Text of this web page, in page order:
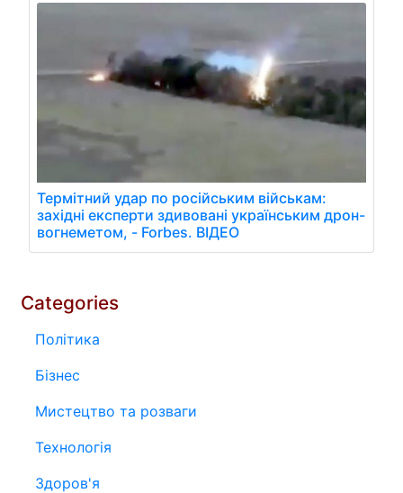
Термітний удар по російським військам:
західні експерти здивовані українським дрон-
вогнеметом, - Forbes. ВІДЕО
Categories
Політика
Бізнес
Мистецтво та розваги
Технологія
Здоров'я